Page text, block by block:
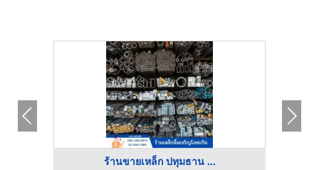
ร้านขายเหล็ก ปทุมธาน ...